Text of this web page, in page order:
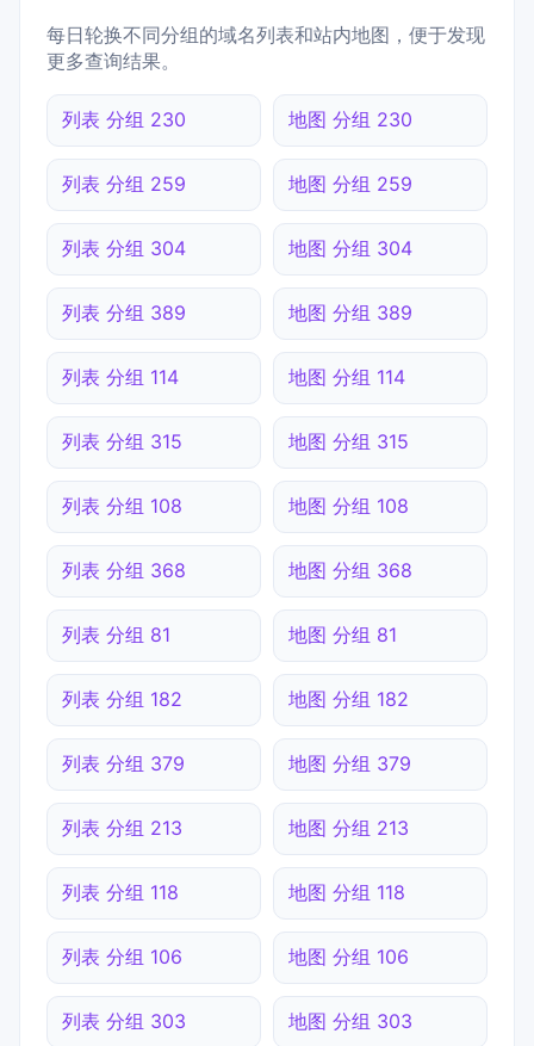
每日轮换不同分组的域名列表和站内地图，便于发现
更多查询结果。
列表 分组 230 地图 分组 230
列表 分组 259 地图 分组 259
列表 分组 304 地图 分组 304
列表 分组 389 地图 分组 389
列表 分组 114 地图 分组 114
列表 分组 315 地图 分组 315
列表 分组 108 地图 分组 108
列表 分组 368 地图 分组 368
列表 分组 81 地图 分组 81
列表 分组 182 地图 分组 182
列表 分组 379 地图 分组 379
列表 分组 213 地图 分组 213
列表 分组 118 地图 分组 118
列表 分组 106 地图 分组 106
列表 分组 303 地图 分组 303